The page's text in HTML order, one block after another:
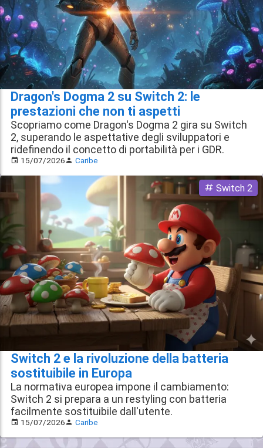
Dragon's Dogma 2 su Switch 2: le
prestazioni che non ti aspetti
Scopriamo come Dragon's Dogma 2 gira su Switch
2, superando le aspettative degli sviluppatori e
ridefinendo il concetto di portabilità per i GDR.
15/07/2026 Caribe
Switch 2 e la rivoluzione della batteria
sostituibile in Europa
Switch 2
La normativa europea impone il cambiamento:
Switch 2 si prepara a un restyling con batteria
facilmente sostituibile dall'utente.
15/07/2026 Caribe